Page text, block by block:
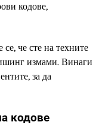
кодове,
се, че сте на техните
измами. Винаги
за да
кодове